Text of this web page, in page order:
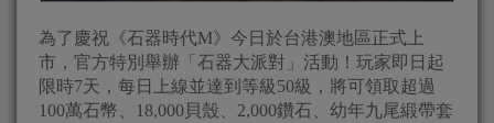
為了慶祝《石器時代M》今日於台港澳地區正式上
市，官方特別舉辦「石器大派對」活動！玩家即日起
限時7天，每日上線並達到等級50級，將可領取超過
100萬石幣、18,000貝殼、2,000鑽石、幼年九尾緞帶套